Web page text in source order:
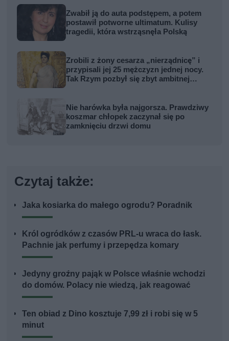
Zwabił ją do auta podstępem, a potem
postawił potworne ultimatum. Kulisy
tragedii, która wstrząsnęła Polską
Zrobili z żony cesarza „nierządnicę” i
przypisali jej 25 mężczyzn jednej nocy.
Tak Rzym pozbył się zbyt ambitnej
Nie harówka była najgorsza. Prawdziwy
koszmar chłopek zaczynał się po
zamknięciu drzwi domu
Czytaj także:
Jaka kosiarka do małego ogrodu? Poradnik
Król ogródków z czasów PRL-u wraca do łask.
Pachnie jak perfumy i przepędza komary
Jedyny groźny pająk w Polsce właśnie wchodzi
do domów. Polacy nie wiedzą, jak reagować
Ten obiad z Dino kosztuje 7,99 zł i robi się w 5
minut